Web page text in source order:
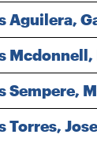
Aguilera,
Mcdonnell,
Sempere,
Torres,